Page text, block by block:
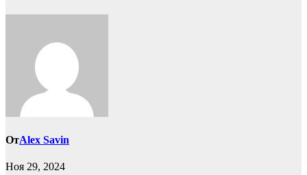
ОтAlex Savin
Ноя 29, 2024